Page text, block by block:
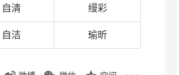
自清 缦彩
自洁 瑜昕